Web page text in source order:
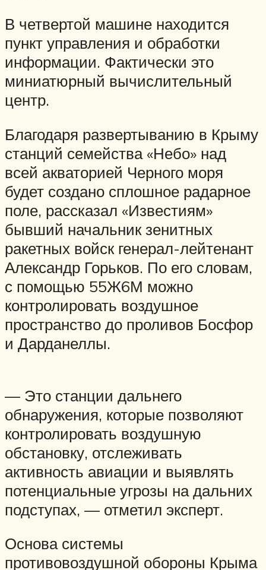
В четвертой машине находится
пункт управления и обработки
информации. Фактически это
миниатюрный вычислительный
центр.
Благодаря развертыванию в Крыму
станций семейства «Небо» над
всей акваторией Черного моря
будет создано сплошное радарное
поле, рассказал «Известиям»
бывший начальник зенитных
ракетных войск генерал-лейтенант
Александр Горьков. По его словам,
с помощью 55Ж6М можно
контролировать воздушное
пространство до проливов Босфор
и Дарданеллы.
— Это станции дальнего
обнаружения, которые позволяют
контролировать воздушную
обстановку, отслеживать
активность авиации и выявлять
потенциальные угрозы на дальних
подступах, — отметил эксперт.
Основа системы
противовоздушной обороны Крыма